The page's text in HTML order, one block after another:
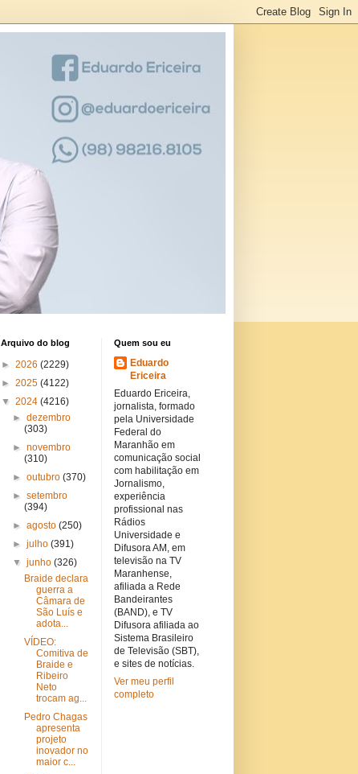
Arquivo do blog
► 2026 (2229)
► 2025 (4122)
▼ 2024 (4216)
► dezembro
(303)
► novembro
(310)
► outubro (370)
► setembro
(394)
► agosto (250)
► julho (391)
▼ junho (326)
Braide declara
guerra a
Câmara de
São Luís e
adota...
VÍDEO:
Comitiva de
Braide e
Ribeiro
Neto
trocam ag...
Pedro Chagas
apresenta
projeto
inovador no
maior c...
Quem sou eu
Eduardo
Ericeira
Eduardo Ericeira,
jornalista, formado
pela Universidade
Federal do
Maranhão em
comunicação social
com habilitação em
Jornalismo,
experiência
profissional nas
Rádios
Universidade e
Difusora AM, em
televisão na TV
Maranhense,
afiliada a Rede
Bandeirantes
(BAND), e TV
Difusora afiliada ao
Sistema Brasileiro
de Televisão (SBT),
e sites de notícias.
Ver meu perfil
completo